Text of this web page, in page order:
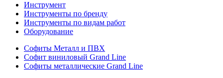
Инструмент
Инструменты по бренду
Инструменты по видам работ
Оборудование
Софиты Металл и ПВХ
Софит виниловый Grand Line
Софиты металлические Grand Line